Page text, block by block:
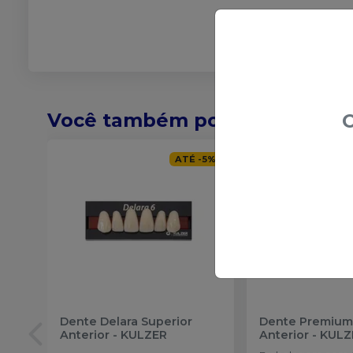
Você também pode gostar
ATÉ -5%
Dente Delara Superior
Anterior - KULZER
Dente
Anterior -